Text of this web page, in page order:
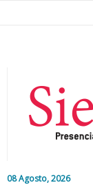
08 Agosto, 2026